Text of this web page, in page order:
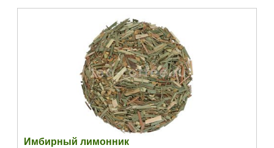
Имбирный лимонник